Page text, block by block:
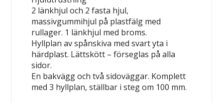
2 länkhjul och 2 fasta hjul,
massivgummihjul på plastfälg med
rullager. 1 länkhjul med broms.
Hyllplan av spånskiva med svart yta i
härdplast. Lättskött – förseglas på alla
sidor.
En bakvägg och två sidoväggar. Komplett
med 3 hyllplan, ställbar i steg om 100 mm.